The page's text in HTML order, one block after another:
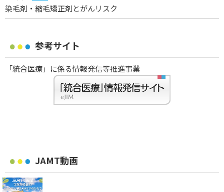
染毛剤・縮毛矯正剤とがんリスク
参考サイト
「統合医療」に係る情報発信等推進事業
JAMT動画